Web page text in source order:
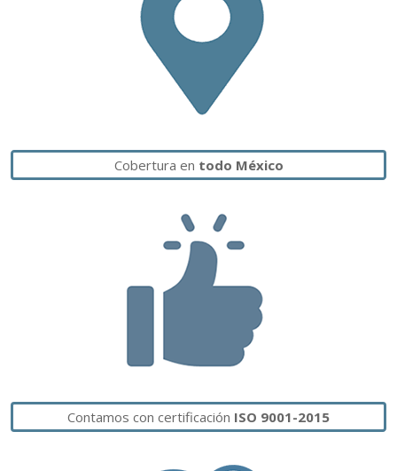
Cobertura en todo México
Contamos con certificación ISO 9001-2015